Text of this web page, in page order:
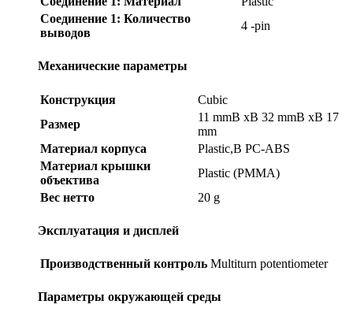
Соединение 1: Количество
выводов
4 -pin
Механические параметры
Конструкция
Cubic
Размер
11 mmВ xВ 32 mmВ xВ 17
mm
Материал корпуса
Plastic,В PC-ABS
Материал крышки
объектива
Plastic (PMMA)
Вес нетто
20 g
Эксплуатация и дисплей
Производственный контроль Multiturn potentiometer
Параметры окружающей среды